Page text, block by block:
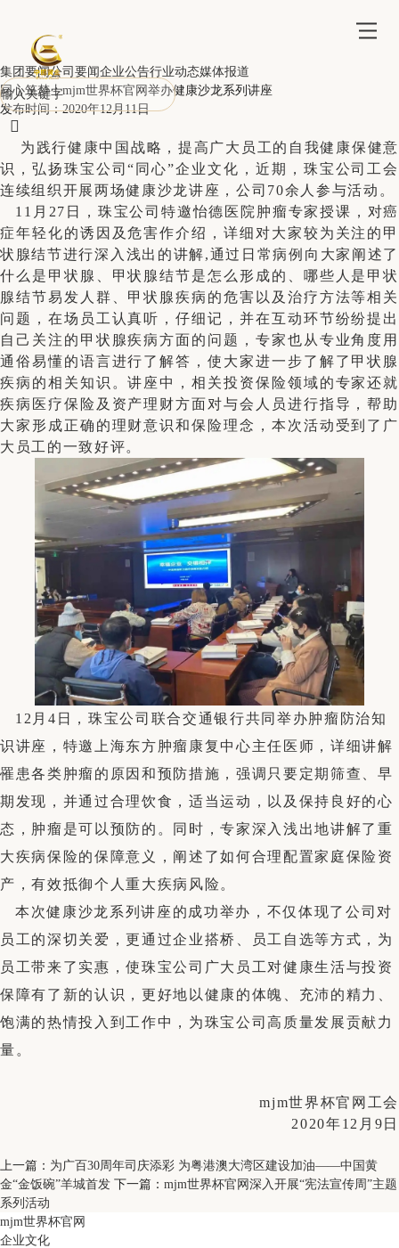

集团要闻公司要闻企业公告行业动态媒体报道
同心筑梦丨mjm世界杯官网举办健康沙龙系列讲座
发布时间：2020年12月11日
为践行健康中国战略，提高广大员工的自我健康保健意
识，弘扬珠宝公司“同心”企业文化，近期，珠宝公司工会
连续组织开展两场健康沙龙讲座，公司 70余人参与活动。
11 月 27 日，珠宝公司特邀怡德医院肿瘤专家授课，对癌
症年轻化的诱因及危害作介绍，详细对大家较为关注的甲
状腺结节进行深入浅出的讲解,通过日常病例向大家阐述了
什么是甲状腺、甲状腺结节是怎么形成的、哪些人是甲状
腺结节易发人群、甲状腺疾病的危害以及治疗方法等相关
问题，在场员工认真听，仔细记，并在互动环节纷纷提出
自己关注的甲状腺疾病方面的问题，专家也从专业角度用
通俗易懂的语言进行了解答，使大家进一步了解了甲状腺
疾病的相关知识。讲座中，相关投资保险领域的专家还就
疾病医疗保险及资产理财方面对与会人员进行指导，帮助
大家形成正确的理财意识和保险理念，本次活动受到了广
大员工的一致好评。
12 月4 日，珠宝公司联合交通银行共同举办肿瘤防治知
识讲座，特邀上海东方肿瘤康复中心主任医师，详细讲解
罹患各类肿瘤的原因和预防措施，强调只要定期筛查、早
期发现，并通过合理饮食，适当运动，以及保持良好的心
态，肿瘤是可以预防的。同时，专家深入浅出地讲解了重
大疾病保险的保障意义，阐述了如何合理配置家庭保险资
产，有效抵御个人重大疾病风险。
本次健康沙龙系列讲座的成功举办，不仅体现了公司对
员工的深切关爱，更通过企业搭桥、员工自选等方式，为
员工带来了实惠，使珠宝公司广大员工对健康生活与投资
保障有了新的认识，更好地以健康的体魄、充沛的精力、
饱满的热情投入到工作中，为珠宝公司高质量发展贡献力
量。
mjm世界杯官网工会
2020年12 月 9 日
上一篇： 为广百30周年司庆添彩 为粤港澳大湾区建设加油——中国黄
金“金饭碗”羊城首发 下一篇： mjm世界杯官网深入开展“宪法宣传周”主题
系列活动
mjm世界杯官网
企业文化